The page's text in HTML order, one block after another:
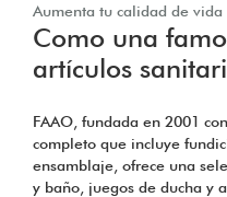
Aumenta tu calidad de vida
Como una
artículos
FAAO, fundada en 2001
completo que incluye
ensamblaje, ofrece una
y baño, juegos de ducha y